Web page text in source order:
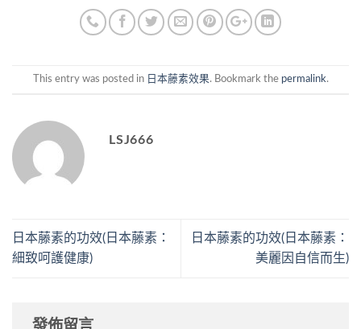
This entry was posted in 日本藤素效果. Bookmark the permalink.
LSJ666
日本藤素的功效(日本藤素：
細致呵護健康)
日本藤素的功效(日本藤素：
美麗因自信而生)